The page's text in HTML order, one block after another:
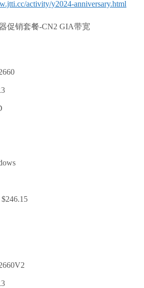
activity/y2024-anniversary.html
促销套餐-CN2 GIA带宽
$246.15